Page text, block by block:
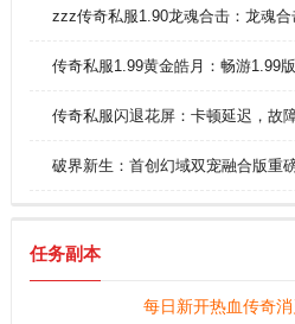
zzz传奇私服1.90龙魂合击：龙魂
传奇私服1.99黄金皓月：畅游1.99
传奇私服闪退花屏：卡顿延迟，故
破界新生：首创幻域双宠融合版重
任务副本
每日新开热血传奇消